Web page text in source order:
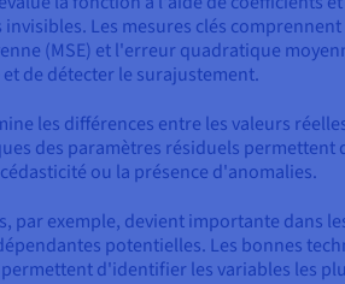
Les mesures clés
(MSE) et l'erreur quadratique
de détecter le surajustement.
les différences entre les valeurs
des paramètres résiduels
ou la présence d'anomalies.
par exemple, devient importante dans
potentielles. Les bonnes
permettent d'identifier les variables les